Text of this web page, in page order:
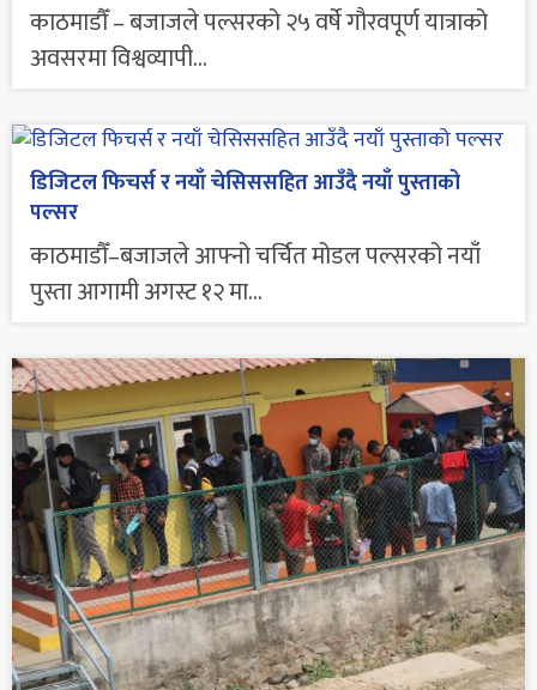
काठमाडौँ – बजाजले पल्सरको २५ वर्षे गौरवपूर्ण यात्राको
अवसरमा विश्वव्यापी...
डिजिटल फिचर्स र नयाँ चेसिससहित आउँदै नयाँ पुस्ताको
पल्सर
काठमाडौँ–बजाजले आफ्नो चर्चित मोडल पल्सरको नयाँ
पुस्ता आगामी अगस्ट १२ मा...